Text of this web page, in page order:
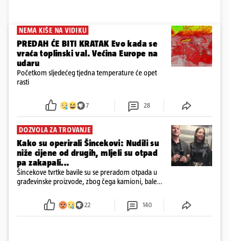
NEMA KIŠE NA VIDIKU
PREDAH ĆE BITI KRATAK Evo kada se
vraća toplinski val. Većina Europe na
udaru
Početkom sljedećeg tjedna temperature će opet
rasti
7 28
DOZVOLA ZA TROVANJE
Kako su operirali Šincekovi: Nudili su
niže cijene od drugih, mljeli su otpad
pa zakapali...
Šincekove tvrtke bavile su se preradom otpada u
građevinske proizvode, zbog čega kamioni, bale
22 140